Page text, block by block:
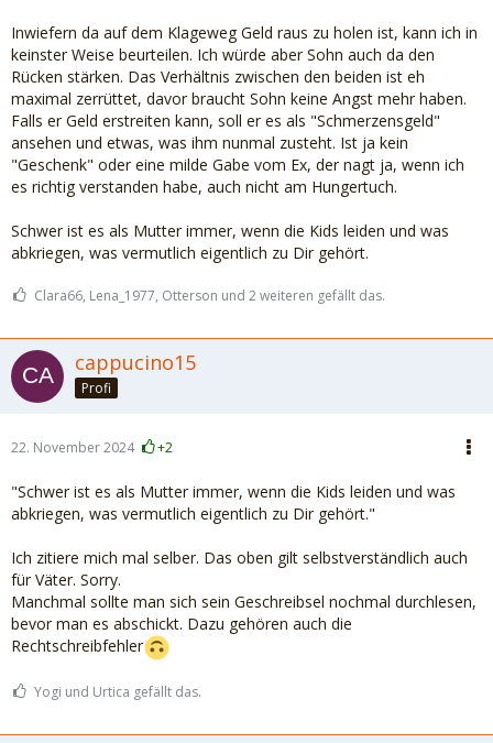
Inwiefern da auf dem Klageweg Geld raus zu holen ist, kann ich in
keinster Weise beurteilen. Ich würde aber Sohn auch da den
Rücken stärken. Das Verhältnis zwischen den beiden ist eh
maximal zerrüttet, davor braucht Sohn keine Angst mehr haben.
Falls er Geld erstreiten kann, soll er es als "Schmerzensgeld"
ansehen und etwas, was ihm nunmal zusteht. Ist ja kein
"Geschenk" oder eine milde Gabe vom Ex, der nagt ja, wenn ich
es richtig verstanden habe, auch nicht am Hungertuch.
Schwer ist es als Mutter immer, wenn die Kids leiden und was
abkriegen, was vermutlich eigentlich zu Dir gehört.
Clara66, Lena_1977, Otterson und 2 weiteren gefällt das.
cappucino15
Profi
22. November 2024 +2
"Schwer ist es als Mutter immer, wenn die Kids leiden und was
abkriegen, was vermutlich eigentlich zu Dir gehört."
Ich zitiere mich mal selber. Das oben gilt selbstverständlich auch
für Väter. Sorry.
Manchmal sollte man sich sein Geschreibsel nochmal durchlesen,
bevor man es abschickt. Dazu gehören auch die
Rechtschreibfehler
Yogi und Urtica gefällt das.